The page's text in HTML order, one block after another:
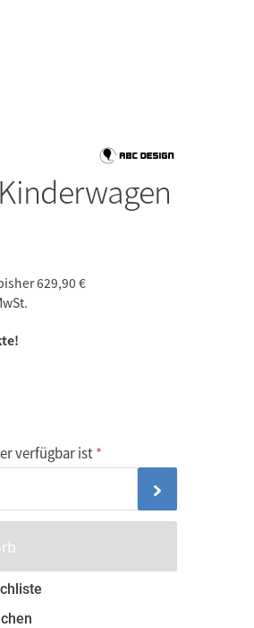
629,90 €
verfügbar ist